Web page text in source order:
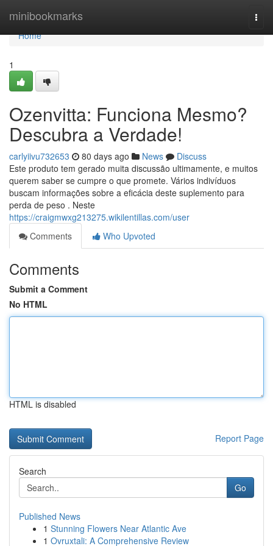
minibookmarks
Home
Home
1
Ozenvitta: Funciona Mesmo?
Descubra a Verdade!
carlyiivu732653 80 days ago News
Discuss
Este produto tem gerado muita discussão ultimamente, e muitos
querem saber se cumpre o que promete. Vários indivíduos
buscam informações sobre a eficácia deste suplemento para
perda de peso . Neste
https://craigmwxg213275.wikilentillas.com/user
Comments
Who Upvoted
Comments
Submit a Comment
No HTML
HTML is disabled
Report Page
Search
Go
Published News
1 Stunning Flowers Near Atlantic Ave
1 Ovruxtali: A Comprehensive Review